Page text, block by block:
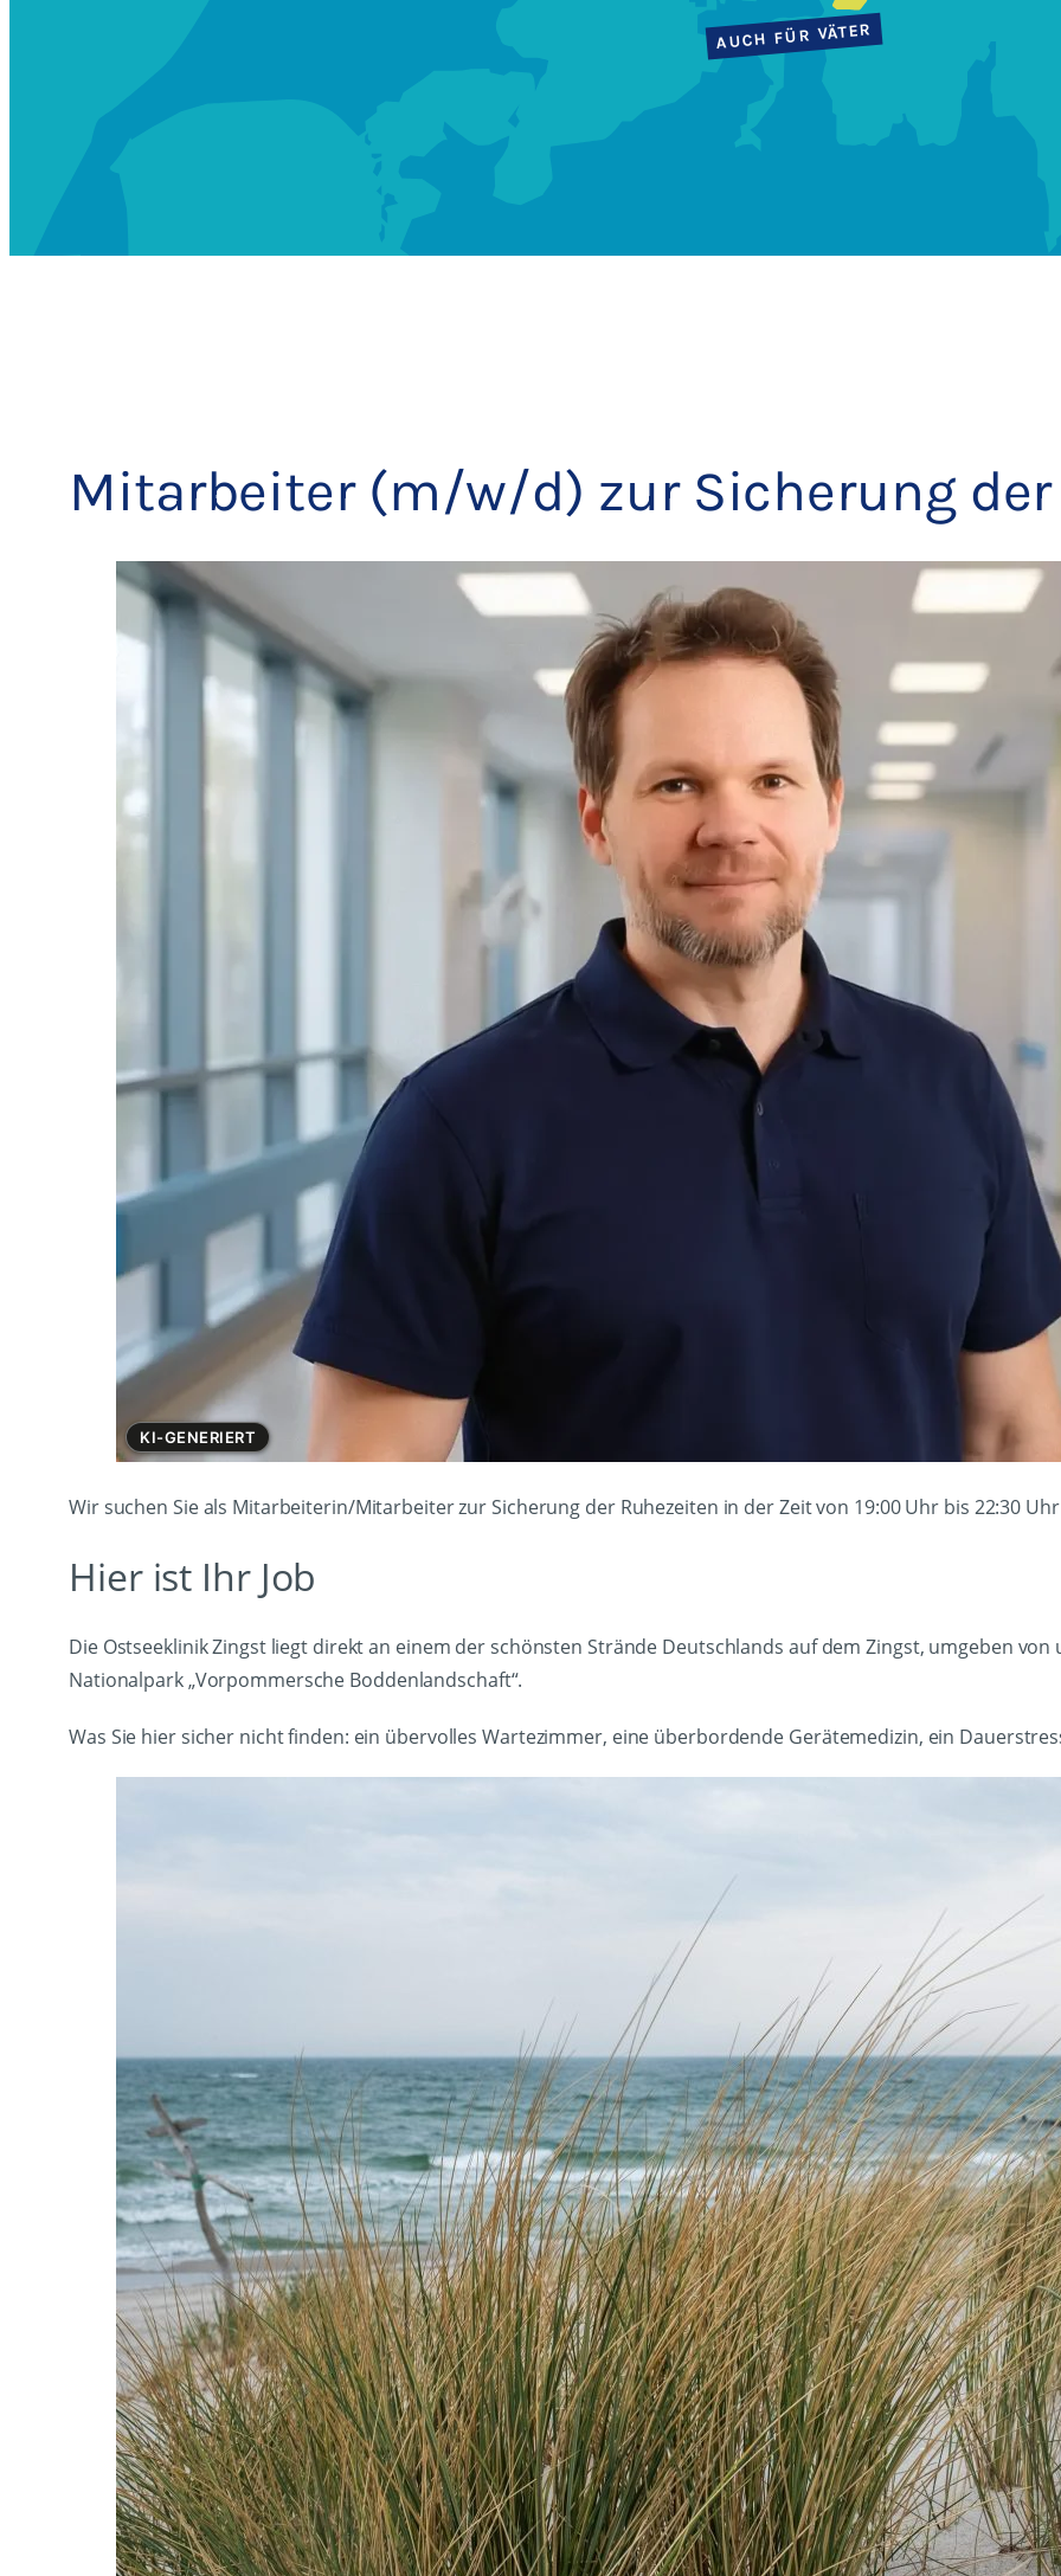
AUCH FÜR VÄTER
Mitarbeiter (m/w/d) zur Sicherung
KI-GENERIERT
Wir suchen Sie als Mitarbeiterin/Mitarbeiter zur Sicherung der Ruhezeiten in der Zeit von 19:00 Uhr bis 22:30
Hier ist Ihr Job
Die Ostseeklinik Zingst liegt direkt an einem der schönsten Strände Deutschlands auf dem Zingst, umgeben
Nationalpark „Vorpommersche Boddenlandschaft“.
Was Sie hier sicher nicht finden: ein übervolles Wartezimmer, eine überbordende Gerätemedizin, ein